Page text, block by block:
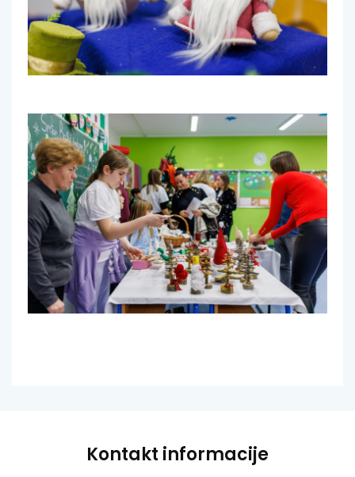
Kontakt informacije